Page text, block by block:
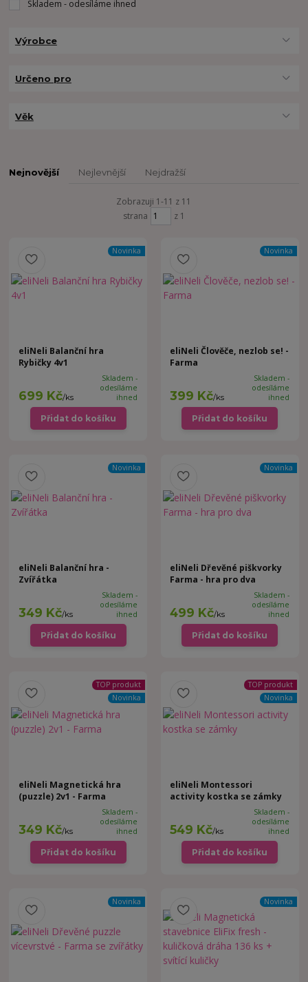
Skladem - odesíláme ihned
Výrobce
Určeno pro
Věk
Nejnovější Nejlevnější Nejdražší
Zobrazuji 1-11 z 11
strana
z 1
Novinka
eliNeli Balanční hra
Rybičky 4v1
699 Kč/ks
Skladem -
odesíláme
ihned
Přidat do košíku
Novinka
eliNeli Člověče, nezlob se! -
Farma
399 Kč/ks
Skladem -
odesíláme
ihned
Přidat do košíku
Novinka
eliNeli Balanční hra -
Zvířátka
349 Kč/ks
Skladem -
odesíláme
ihned
Přidat do košíku
Novinka
eliNeli Dřevěné piškvorky
Farma - hra pro dva
499 Kč/ks
Skladem -
odesíláme
ihned
Přidat do košíku
TOP produkt
Novinka
eliNeli Magnetická hra
(puzzle) 2v1 - Farma
349 Kč/ks
Skladem -
odesíláme
ihned
Přidat do košíku
TOP produkt
Novinka
eliNeli Montessori
activity kostka se zámky
549 Kč/ks
Skladem -
odesíláme
ihned
Přidat do košíku
Novinka Novinka